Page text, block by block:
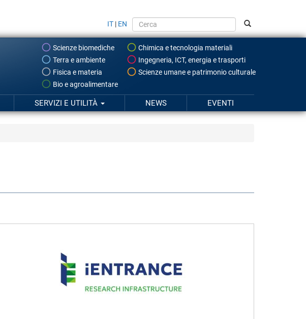
IT | EN
Scienze biomediche
Chimica e tecnologia materiali
Terra e ambiente
Ingegneria, ICT, energia e trasporti
Fisica e materia
Scienze umane e patrimonio culturale
Bio e agroalimentare
SERVIZI E UTILITÀ NEWS EVENTI